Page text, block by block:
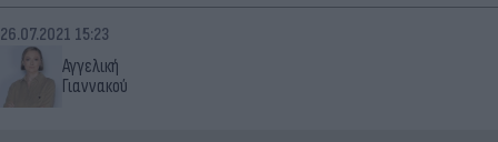
Αγγελική
Γιαννακού
26.07.2021 15:23